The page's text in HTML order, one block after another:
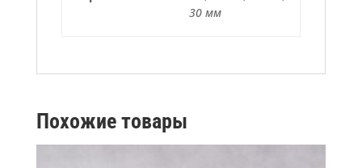
30 мм
Похожие товары